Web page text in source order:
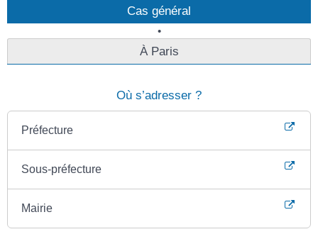
Cas général
À Paris
Où s’adresser ?
Préfecture
Sous-préfecture
Mairie